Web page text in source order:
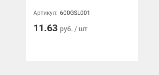
Артикул: 600GSL001
11.63 руб. / шт